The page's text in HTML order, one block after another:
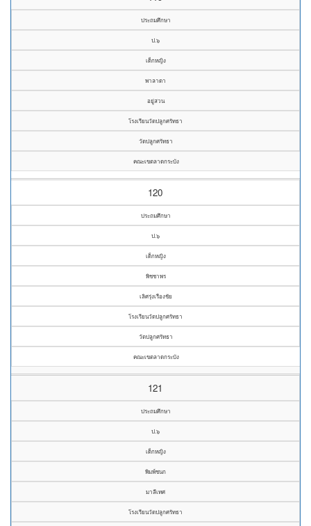
ประถมศึกษา
ป.๖
เด็กหญิง
พาลาดา
อยู่สวน
โรงเรียนวัดปลูกศรัทธา
วัดปลูกศรัทธา
คณะเขตลาดกระบัง
120
ประถมศึกษา
ป.๖
เด็กหญิง
พิชชาพร
เลิศรุ่งเรืองชัย
โรงเรียนวัดปลูกศรัทธา
วัดปลูกศรัทธา
คณะเขตลาดกระบัง
121
ประถมศึกษา
ป.๖
เด็กหญิง
พิมพ์ชนก
มาลีเทศ
โรงเรียนวัดปลูกศรัทธา